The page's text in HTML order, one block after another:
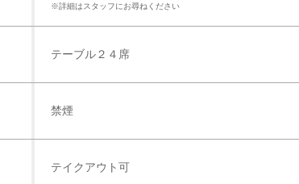
※詳細はスタッフにお尋ねください
テーブル２４席
禁煙
テイクアウト可